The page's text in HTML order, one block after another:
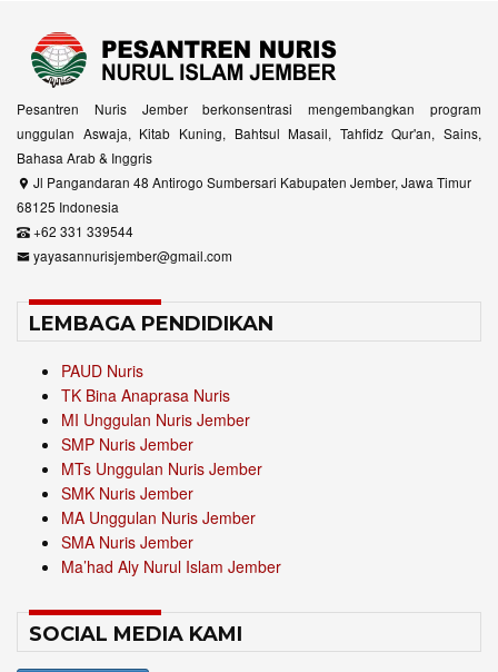
Pesantren Nuris Jember berkonsentrasi mengembangkan program
unggulan Aswaja, Kitab Kuning, Bahtsul Masail, Tahfidz Qur'an, Sains,
Bahasa Arab & Inggris
Jl Pangandaran 48 Antirogo Sumbersari Kabupaten Jember, Jawa Timur
68125 Indonesia
+62 331 339544
yayasannurisjember@gmail.com
LEMBAGA PENDIDIKAN
PAUD Nuris
TK Bina Anaprasa Nuris
MI Unggulan Nuris Jember
SMP Nuris Jember
MTs Unggulan Nuris Jember
SMK Nuris Jember
MA Unggulan Nuris Jember
SMA Nuris Jember
Ma’had Aly Nurul Islam Jember
SOCIAL MEDIA KAMI